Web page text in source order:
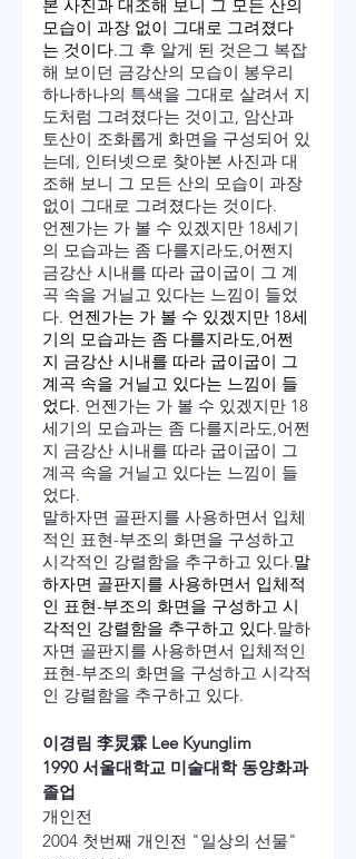
본 사진과 대조해 보니 그 모든 산의
모습이 과장 없이 그대로 그려졌다
는 것이다.그 후 알게 된 것은그 복잡
해 보이던 금강산의 모습이 봉우리
하나하나의 특색을 그대로 살려서 지
도처럼 그려졌다는 것이고, 암산과
토산이 조화롭게 화면을 구성되어 있
는데, 인터넷으로 찾아본 사진과 대
조해 보니 그 모든 산의 모습이 과장
없이 그대로 그려졌다는 것이다.
언젠가는 가 볼 수 있겠지만 18세기
의 모습과는 좀 다를지라도,어쩐지
금강산 시내를 따라 굽이굽이 그 계
곡 속을 거닐고 있다는 느낌이 들었
다. 언젠가는 가 볼 수 있겠지만 18세
기의 모습과는 좀 다를지라도,어쩐
지 금강산 시내를 따라 굽이굽이 그
계곡 속을 거닐고 있다는 느낌이 들
었다. 언젠가는 가 볼 수 있겠지만 18
세기의 모습과는 좀 다를지라도,어쩐
지 금강산 시내를 따라 굽이굽이 그
계곡 속을 거닐고 있다는 느낌이 들
었다.
말하자면 골판지를 사용하면서 입체
적인 표현-부조의 화면을 구성하고
시각적인 강렬함을 추구하고 있다.말
하자면 골판지를 사용하면서 입체적
인 표현-부조의 화면을 구성하고 시
각적인 강렬함을 추구하고 있다.말하
자면 골판지를 사용하면서 입체적인
표현-부조의 화면을 구성하고 시각적
인 강렬함을 추구하고 있다.
이경림 李炅霖 Lee Kyunglim
1990 서울대학교 미술대학 동양화과
졸업
개인전
2004 첫번째 개인전 "일상의 선물"